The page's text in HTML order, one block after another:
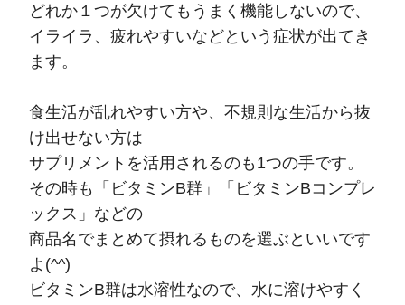
どれか１つが欠けてもうまく機能しないので、
イライラ、疲れやすいなどという症状が出てき
ます。
食生活が乱れやすい方や、不規則な生活から抜
け出せない方は
サプリメントを活用されるのも1つの手です。
その時も「ビタミンB群」「ビタミンBコンプレ
ックス」などの
商品名でまとめて摂れるものを選ぶといいです
よ(^^)
ビタミンB群は水溶性なので、水に溶けやすく